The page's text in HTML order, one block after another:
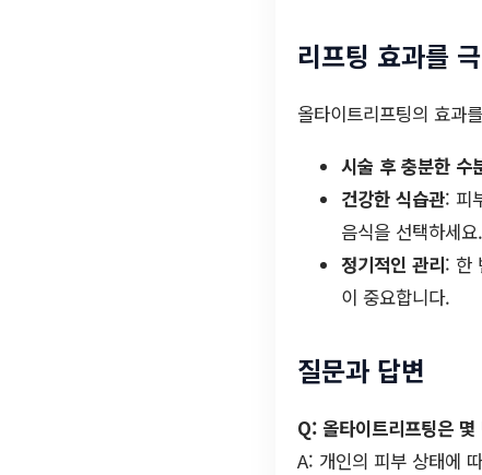
리프팅 효과를
올타이트리프팅의 효과
시술 후 충분한 수
건강한 식습관: 피
음식을 선택하세요.
정기적인 관리: 한
이 중요합니다.
질문과 답변
Q: 올타이트리프팅은
A: 개인의 피부 상태에